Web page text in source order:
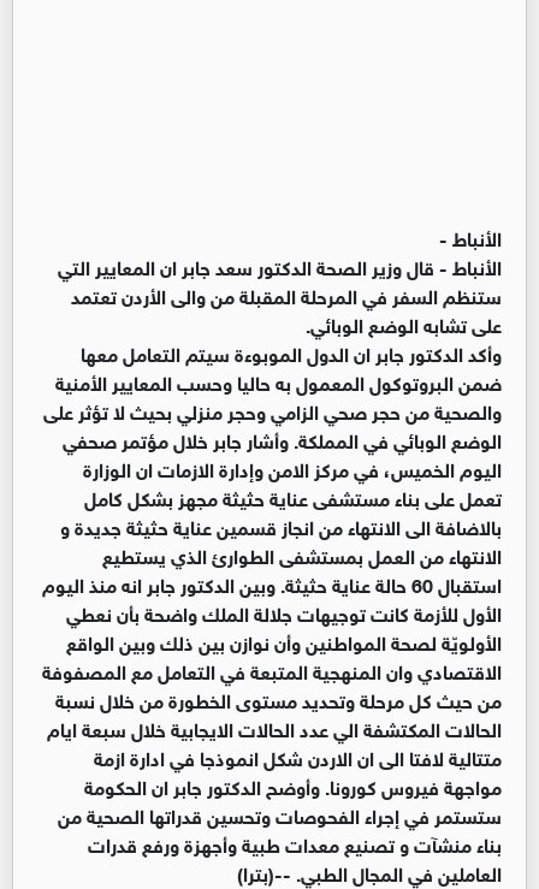
الأنباط -
الأنباط - قال وزير الصحة الدكتور سعد جابر ان المعايير التي
ستنظم السفر في المرحلة المقبلة من والى الأردن تعتمد
على تشابه الوضع الوبائي.
وأكد الدكتور جابر ان الدول الموبوءة سيتم التعامل معها
ضمن البروتوكول المعمول به حاليا وحسب المعايير الأمنية
والصحية من حجر صحي الزامي وحجر منزلي بحيث لا تؤثر على
الوضع الوبائي في المملكة. وأشار جابر خلال مؤتمر صحفي
اليوم الخميس، في مركز الامن وإدارة الازمات ان الوزارة
تعمل على بناء مستشفى عناية حثيثة مجهز بشكل كامل
بالاضافة الى الانتهاء من انجاز قسمين عناية حثيثة جديدة و
الانتهاء من العمل بمستشفى الطوارئ الذي يستطيع
استقبال 60 حالة عناية حثيثة. وبين الدكتور جابر انه منذ اليوم
الأول للأزمة كانت توجيهات جلالة الملك واضحة بأن نعطي
الأولويّة لصحة المواطنين وأن نوازن بين ذلك وبين الواقع
الاقتصادي وان المنهجية المتبعة في التعامل مع المصفوفة
من حيث كل مرحلة وتحديد مستوى الخطورة من خلال نسبة
الحالات المكتشفة الي عدد الحالات الايجابية خلال سبعة ايام
متتالية لافتا الى ان الاردن شكل انموذجا في ادارة ازمة
مواجهة فيروس كورونا. وأوضح الدكتور جابر ان الحكومة
ستستمر في إجراء الفحوصات وتحسين قدراتها الصحية من
بناء منشآت و تصنيع معدات طبية وأجهزة ورفع قدرات
العاملين في المجال الطبي. --(بترا)